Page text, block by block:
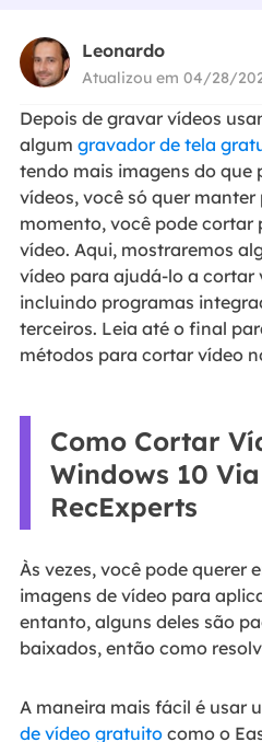
Leonardo
Atualizou em 04/28/
Depois de gravar vídeos
algum gravador de tela
tendo mais imagens do que
vídeos, você só quer manter
momento, você pode cortar
vídeo. Aqui, mostraremos
vídeo para ajudá-lo a cortar
incluindo programas
terceiros. Leia até o final
métodos para cortar vídeo
Como Cortar
Windows 10 Via
RecExperts
Às vezes, você pode querer
imagens de vídeo para
entanto, alguns deles são
baixados, então como
A maneira mais fácil é usar
de vídeo gratuitocomo o